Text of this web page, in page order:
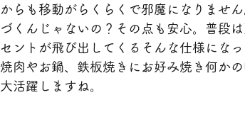
からも移動がらくらくで邪魔になりませ
づくんじゃないの？その点も安心。普段
セントが飛び出してくるそんな仕様になっ
焼肉やお鍋、鉄板焼きにお好み焼き何か
大活躍しますね。